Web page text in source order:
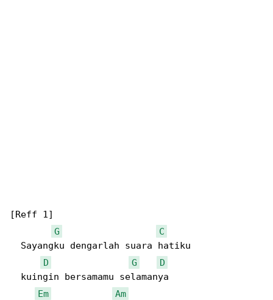
[Reff 1]
G
C
Sayangku dengarlah suara hatiku
D
G
D
kuingin bersamamu selamanya
Em
Am